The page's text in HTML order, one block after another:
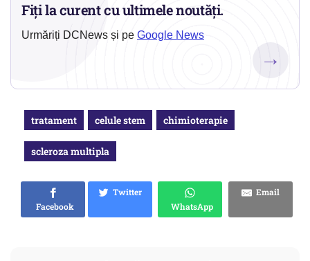
Fiți la curent cu ultimele noutăți.
Urmăriți DCNews și pe Google News
→
tratament celule stem chimioterapie
scleroza multipla
Facebook
Twitter
WhatsApp
Email